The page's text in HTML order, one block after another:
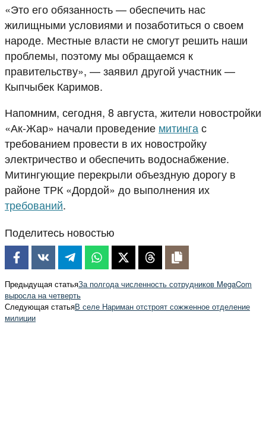
«Это его обязанность — обеспечить нас
жилищными условиями и позаботиться о своем
народе. Местные власти не смогут решить наши
проблемы, поэтому мы обращаемся к
правительству», — заявил другой участник —
Кыпчыбек Каримов.
Напомним, сегодня, 8 августа, жители новостройки
«Ак-Жар» начали проведение митинга с
требованием провести в их новостройку
электричество и обеспечить водоснабжение.
Митингующие перекрыли объездную дорогу в
районе ТРК «Дордой» до выполнения их
требований.
Поделитесь новостью
Предыдущая статьяЗа полгода численность сотрудников MegaCom
выросла на четверть
Следующая статьяВ селе Нариман отстроят сожженное отделение
милиции